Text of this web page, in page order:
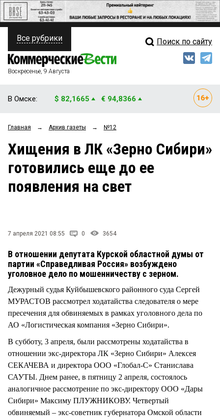
ПОЛИТИКА
ФИНАНСЫ
ОБЩЕСТВО
ЗАКОН
Свежий выпуск
Рейтинги
Блоги
Архив
Все рубрики Поиск по сайту
Воскресенье, 9 Августа
В Омске: $ 82,1665 € 94,8366
Главная → Архив газеты → №12
Хищения в ЛК «Зерно Сибири»
готовились еще до ее
появления на свет
7 апреля 2021 08:55 0 3654
В отношении депутата Курской областной думы от
партии «Справедливая Россия» возбуждено
уголовное дело по мошенничеству с зерном.
Дежурный судья Куйбышевского районного суда Сергей
МУРАСТОВ рассмотрел ходатайства следователя о мере
пресечения для обвиняемых в рамках уголовного дела по
АО «Логистическая компания «Зерно Сибири».
В субботу, 3 апреля, были рассмотрены ходатайства в
отношении экс-директора ЛК «Зерно Сибири» Алексея
СЕКАЧЕВА и директора ООО «Глобал-С» Станислава
САУТЫ. Днем ранее, в пятницу 2 апреля, состоялось
аналогичное рассмотрение по экс-директору ООО «Дары
Сибири» Максиму ПЛУЖНИКОВУ. Четвертый
обвиняемый – экс-советник губернатора Омской области